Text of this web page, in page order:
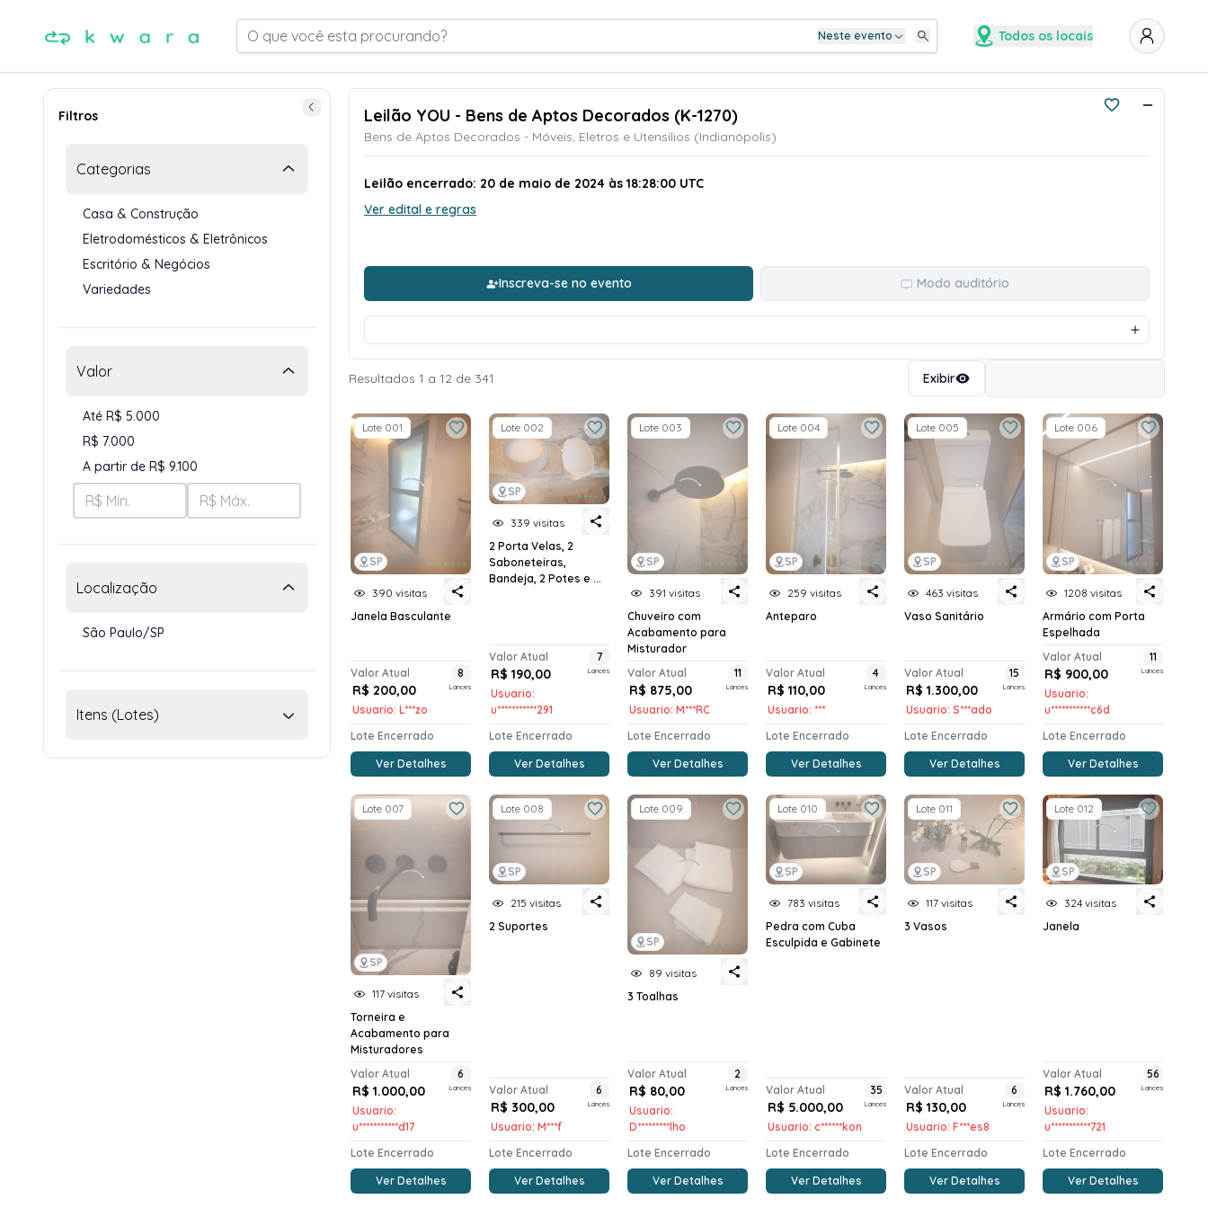
O que você esta procurando? Neste evento Todos os locais
Filtros
Categorias
Casa & Construção
Eletrodomésticos & Eletrônicos
Escritório & Negócios
Variedades
Valor
Até R$ 5.000
R$ 7.000
A partir de R$ 9.100
Localização
São Paulo/SP
Itens (Lotes)
Leilão YOU - Bens de Aptos Decorados (K-1270)
Bens de Aptos Decorados - Móveis, Eletros e Utensílios (Indianópolis)
Leilão encerrado: 20 de maio de 2024 às 18:28:00 UTC
Ver edital e regras
Inscreva-se no evento Modo auditório
Resultados 1 a 12 de 341 Exibir
SP
Lote 001
390 visitas
Janela Basculante
Valor Atual
R$ 200,00
Usuario: L***zo
8
Lances
Lote Encerrado
Ver Detalhes
SP
Lote 002
339 visitas
2 Porta Velas, 2
Saboneteiras,
Bandeja, 2 Potes e ...
Valor Atual
R$ 190,00
Usuario:
u***********291
7
Lances
Lote Encerrado
Ver Detalhes
SP
Lote 003
391 visitas
Chuveiro com
Acabamento para
Misturador
Valor Atual
R$ 875,00
Usuario: M***RC
11
Lances
Lote Encerrado
Ver Detalhes
SP
Lote 004
259 visitas
Anteparo
Valor Atual
R$ 110,00
Usuario: ***
4
Lances
Lote Encerrado
Ver Detalhes
SP
Lote 005
463 visitas
Vaso Sanitário
Valor Atual
R$ 1.300,00
Usuario: S***ado
15
Lances
Lote Encerrado
Ver Detalhes
SP
Lote 006
1208 visitas
Armário com Porta
Espelhada
Valor Atual
R$ 900,00
Usuario:
u***********c6d
11
Lances
Lote Encerrado
Ver Detalhes
SP
Lote 007
117 visitas
Torneira e
Acabamento para
Misturadores
Valor Atual
R$ 1.000,00
Usuario:
u***********d17
6
Lances
Lote Encerrado
Ver Detalhes
SP
Lote 008
215 visitas
2 Suportes
Valor Atual
R$ 300,00
Usuario: M***f
6
Lances
Lote Encerrado
Ver Detalhes
SP
Lote 009
89 visitas
3 Toalhas
Valor Atual
R$ 80,00
Usuario:
D*********lho
2
Lances
Lote Encerrado
Ver Detalhes
SP
Lote 010
783 visitas
Pedra com Cuba
Esculpida e Gabinete
Valor Atual
R$ 5.000,00
Usuario: c******kon
35
Lances
Lote Encerrado
Ver Detalhes
SP
Lote 011
117 visitas
3 Vasos
Valor Atual
R$ 130,00
Usuario: F***es8
6
Lances
Lote Encerrado
Ver Detalhes
SP
Lote 012
324 visitas
Janela
Valor Atual
R$ 1.760,00
Usuario:
u***********721
56
Lances
Lote Encerrado
Ver Detalhes